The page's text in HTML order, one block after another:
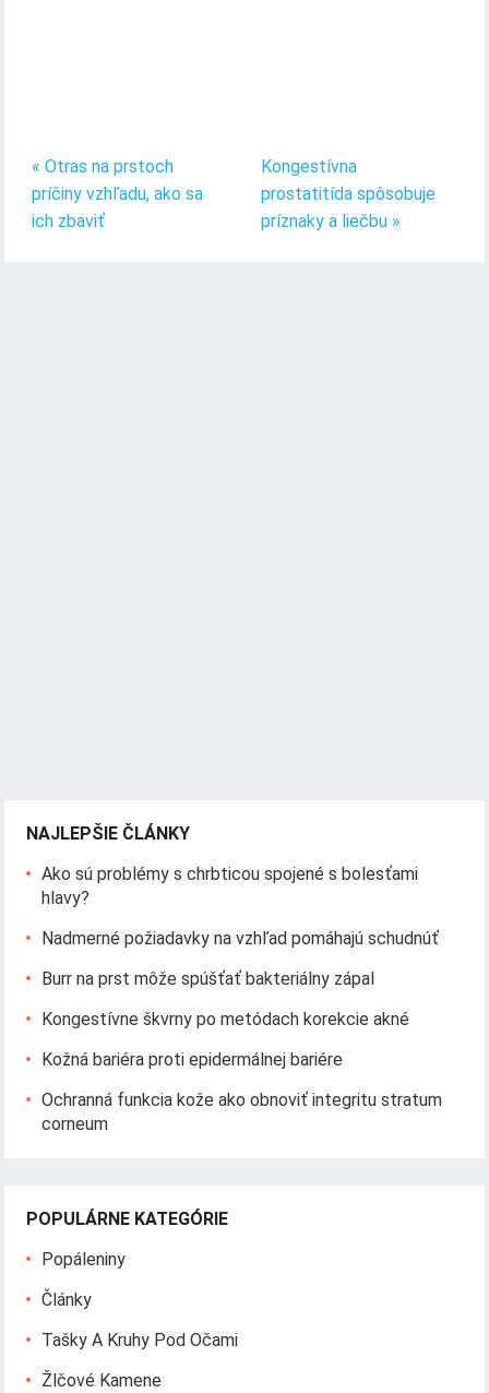
« Otras na prstoch
príčiny vzhľadu, ako sa
ich zbaviť
Kongestívna
prostatitída spôsobuje
príznaky a liečbu »
NAJLEPŠIE ČLÁNKY
Ako sú problémy s chrbticou spojené s bolesťami
hlavy?
Nadmerné požiadavky na vzhľad pomáhajú schudnúť
Burr na prst môže spúšťať bakteriálny zápal
Kongestívne škvrny po metódach korekcie akné
Kožná bariéra proti epidermálnej bariére
Ochranná funkcia kože ako obnoviť integritu stratum
corneum
POPULÁRNE KATEGÓRIE
Popáleniny
Články
Tašky A Kruhy Pod Očami
Žlčové Kamene